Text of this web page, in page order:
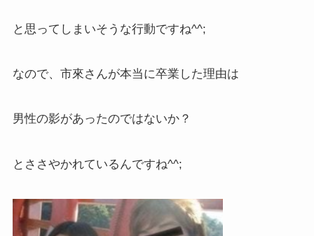
と思ってしまいそうな行動ですね^^;
なので、市來さんが本当に卒業した理由は
男性の影があったのではないか？
とささやかれているんですね^^;